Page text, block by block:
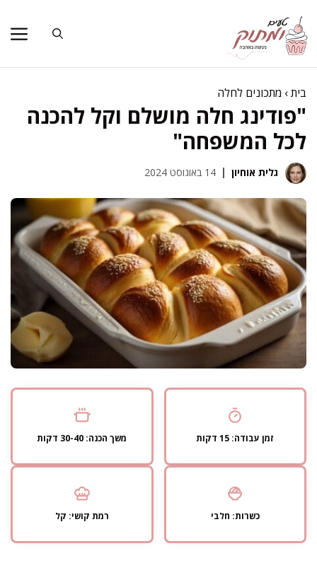
לתוכן
בית› מתכונים לחלה
"פודינג חלה מושלם וקל להכנה
לכל המשפחה"
גלית אוחיון 14 באוגוסט 2024
זמן עבודה: 15 דקות משך הכנה: 30-40 דקות
כשרות: חלבי רמת קושי: קל